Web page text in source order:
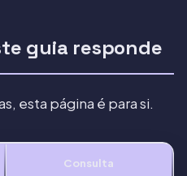
guia responde
esta página é para si.
Consulta